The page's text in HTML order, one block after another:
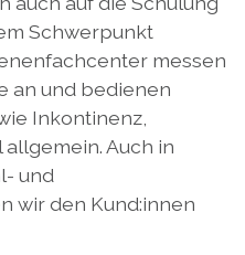
Schwerpunkt
messen
an und bedienen
Inkontinenz,
Auch in
und
wir den Kund:innen